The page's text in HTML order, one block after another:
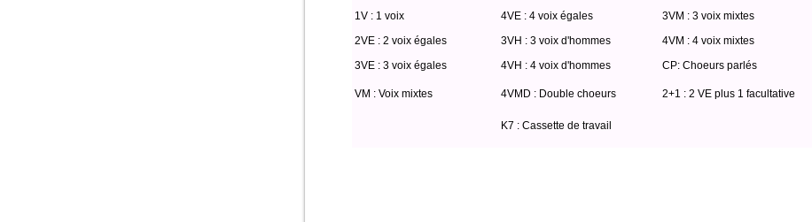
1V : 1 voix 4VE : 4 voix égales
3VM : 3 voix mixtes
2VE : 2 voix égales
3VH : 3 voix d'hommes
4VM : 4 voix mixtes
3VE : 3 voix égales
4VH : 4 voix d'hommes CP: Choeurs parlés
VM : Voix mixtes 4VMD : Double choeurs 2+1 : 2 VE plus 1 facultative
K7 : Cassette de travail